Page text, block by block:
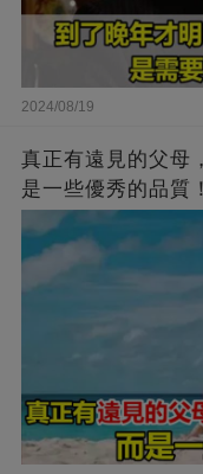
2024/08/19
真正有遠見的父母
是一些優秀的品質！